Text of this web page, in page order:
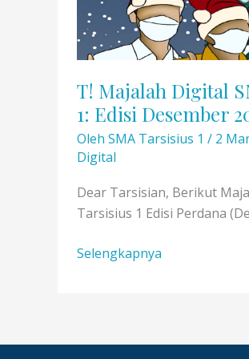
T! Majalah Digital
1: Edisi Desember
Oleh SMA Tarsisius 1 / 2
Digital
Dear Tarsisian, Berikut
Tarsisius 1 Edisi Perdana
T!
Selengkapnya